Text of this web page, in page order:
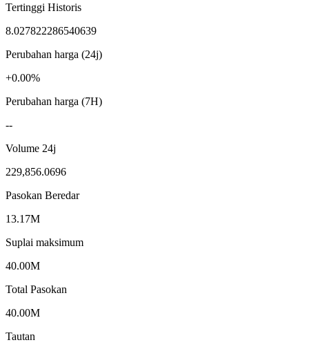
Tertinggi Historis
8.027822286540639
Perubahan harga (24j)
+0.00%
Perubahan harga (7H)
--
Volume 24j
229,856.0696
Pasokan Beredar
13.17M
Suplai maksimum
40.00M
Total Pasokan
40.00M
Tautan